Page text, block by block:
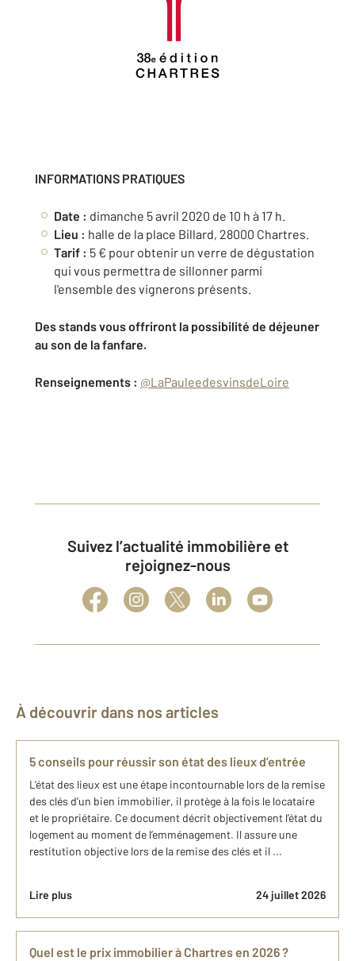
INFORMATIONS PRATIQUES
Date : dimanche 5 avril 2020 de 10 h à 17 h.
Lieu : halle de la place Billard, 28000 Chartres.
Tarif : 5 € pour obtenir un verre de dégustation
qui vous permettra de sillonner parmi
l'ensemble des vignerons présents.
Des stands vous offriront la possibilité de déjeuner
au son de la fanfare.
Renseignements : @LaPauleedesvinsdeLoire
Suivez l’actualité immobilière et
rejoignez-nous
À découvrir dans nos articles
5 conseils pour réussir son état des lieux d’entrée
L'état des lieux est une étape incontournable lors de la remise
des clés d’un bien immobilier, il protège à la fois le locataire
et le propriétaire. Ce document décrit objectivement l’état du
logement au moment de l’emménagement. Il assure une
restitution objective lors de la remise des clés et il ...
Lire plus 24 juillet 2026
Quel est le prix immobilier à Chartres en 2026 ?